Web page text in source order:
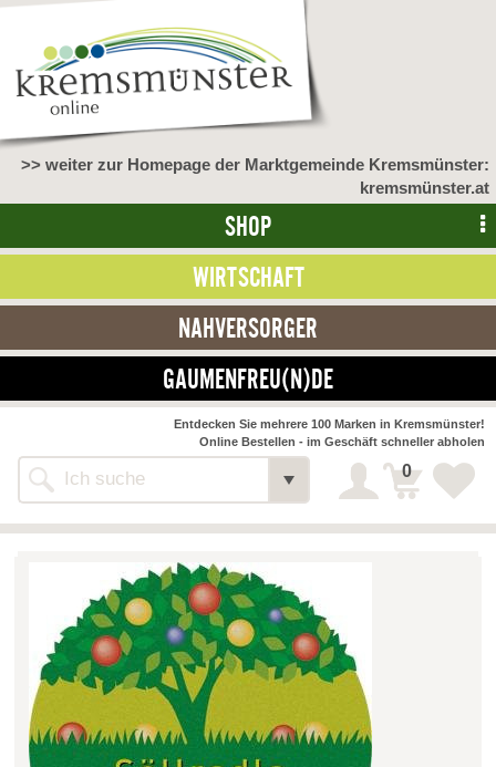
>> weiter zur Homepage der Marktgemeinde Kremsmünster:
kremsmünster.at
SHOP
WIRTSCHAFT
NAHVERSORGER
GAUMENFREU(N)DE
Alle Webseiten
Entdecken Sie mehrere 100 Marken in Kremsmünster!
Online Bestellen - im Geschäft schneller abholen
0
NAHVERSORGER
>> Bauernmarkt << Detail
Bäckerei-Konditorei-Café
Biohof Öllinger Detail
Fleischerei Hüthmayr Detail
Hofladen Hoffelner Detail
Kuglbauer - Familie Bischof
La Toscana Anita Wolf e.U. Detail